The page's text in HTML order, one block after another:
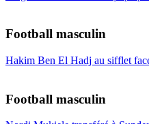
Football masculin
Hakim Ben El Hadj au sifflet
Football masculin